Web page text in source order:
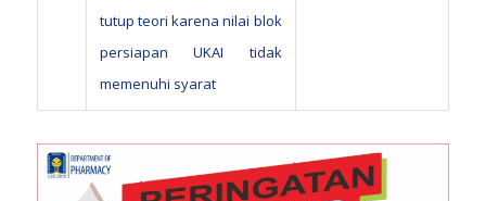
tutup teori karena nilai blok
persiapan UKAI tidak
memenuhi syarat